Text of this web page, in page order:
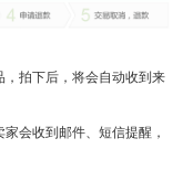
拍下后，将会自动收到来
会收到邮件、短信提醒，